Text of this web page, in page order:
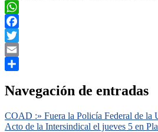
WhatsApp
Facebook
Twitter
Email
Navegación de entradas
COAD :» Fuera la Policía Federal de la
Acto de la Intersindical el jueves 5 en